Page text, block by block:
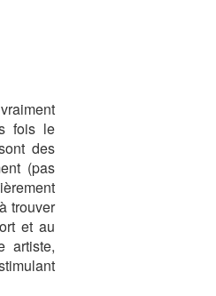
fois le
des
(pas
trouver
et au
artiste,